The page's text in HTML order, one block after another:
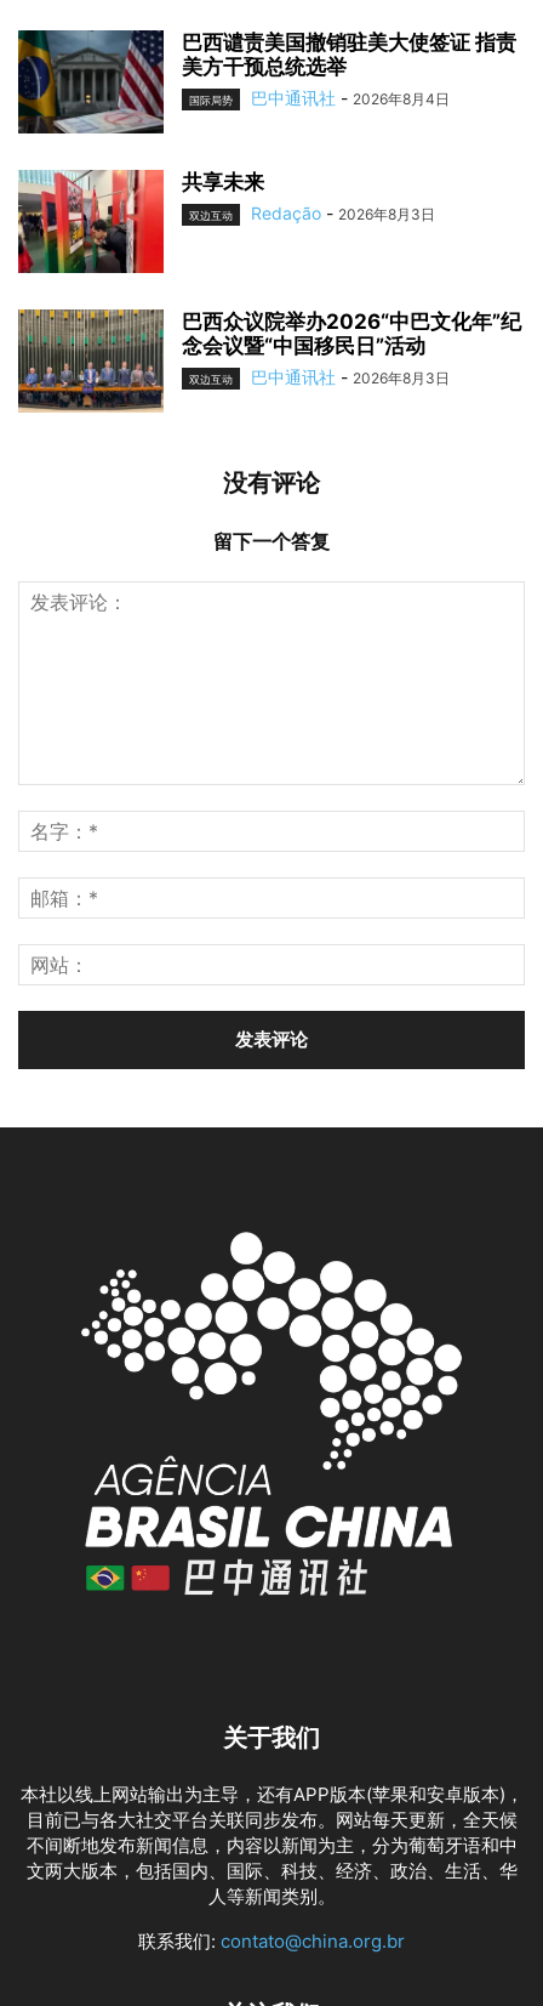
巴西谴责美国撤销驻美大使签证 指责
美方干预总统选举
国际局势 巴中通讯社 - 2026年8月4日
共享未来
双边互动 Redação - 2026年8月3日
巴西众议院举办2026“中巴文化年”纪
念会议暨“中国移民日”活动
双边互动 巴中通讯社 - 2026年8月3日
没有评论
留下一个答复
关于我们
本社以线上网站输出为主导，还有APP版本(苹果和安卓版本)，
目前已与各大社交平台关联同步发布。网站每天更新，全天候
不间断地发布新闻信息，内容以新闻为主，分为葡萄牙语和中
文两大版本，包括国内、国际、科技、经济、政治、生活、华
人等新闻类别。
联系我们: contato@china.org.br